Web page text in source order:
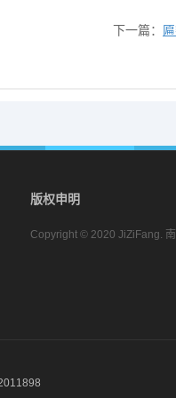
下一篇：
版权申明
Copyright © 2020 JiZiFang.